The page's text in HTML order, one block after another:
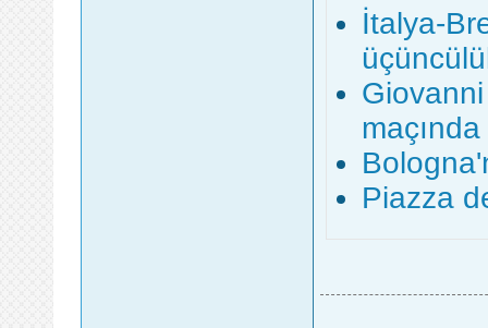
İtalya-
Piazza